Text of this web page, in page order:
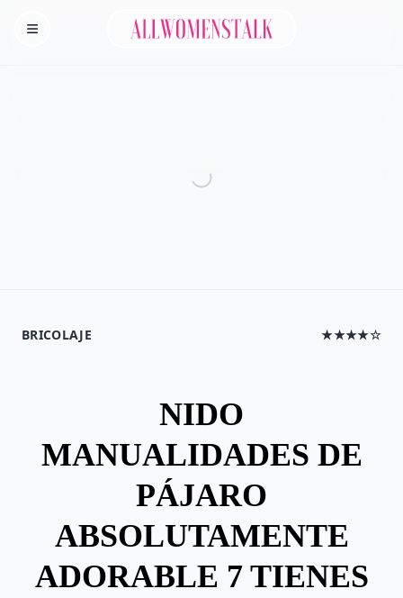
Homepage
Allwomenstalk
BRICOLAJE ★★★★☆
NIDO
MANUALIDADES DE
PÁJARO
ABSOLUTAMENTE
ADORABLE 7 TIENES